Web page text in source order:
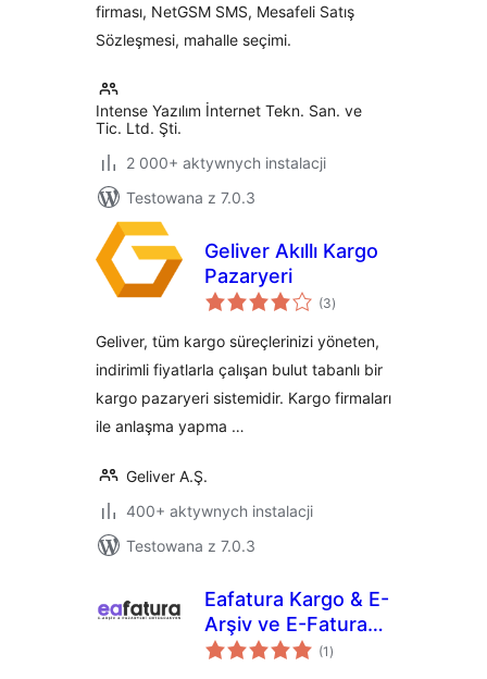
firması, NetGSM SMS, Mesafeli Satış
Sözleşmesi, mahalle seçimi.
Intense Yazılım İnternet Tekn. San. ve
Tic. Ltd. Şti.
2 000+ aktywnych instalacji
Testowana z 7.0.3
Geliver Akıllı Kargo
Pazaryeri
(3wszystkich
ocen
)
Geliver, tüm kargo süreçlerinizi yöneten,
indirimli fiyatlarla çalışan bulut tabanlı bir
kargo pazaryeri sistemidir. Kargo firmaları
ile anlaşma yapma …
Geliver A.Ş.
400+ aktywnych instalacji
Testowana z 7.0.3
Eafatura Kargo & E-
Arşiv ve E-Fatura
Entegrasyonu
(1 wszystkich
ocen
)